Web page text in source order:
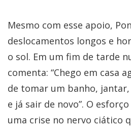
Mesmo com esse apoio,
deslocamentos longos e
o sol. Em um fim de tarde
comenta: “Chego em casa
de tomar um banho,
e já sair de novo”. O
uma crise no nervo ciático